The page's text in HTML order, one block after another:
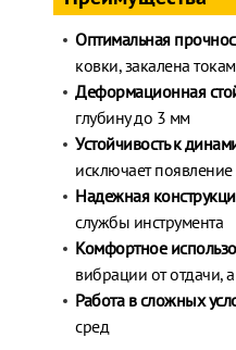
Оптимальная
ковки, закалена
Деформационная
глубину до 3 мм
Устойчивость к
исключает
Надежная
службы инструмента
Комфортное
вибрации от отдачи,
Работа в сложных
сред